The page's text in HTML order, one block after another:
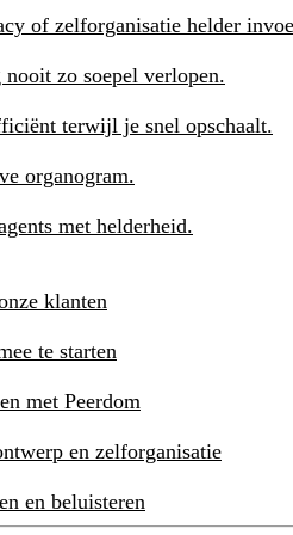
of zelforganisatie helder
zo soepel verlopen.
terwijl je snel opschaalt.
organogram.
met helderheid.
klanten
te starten
met Peerdom
en zelforganisatie
en beluisteren